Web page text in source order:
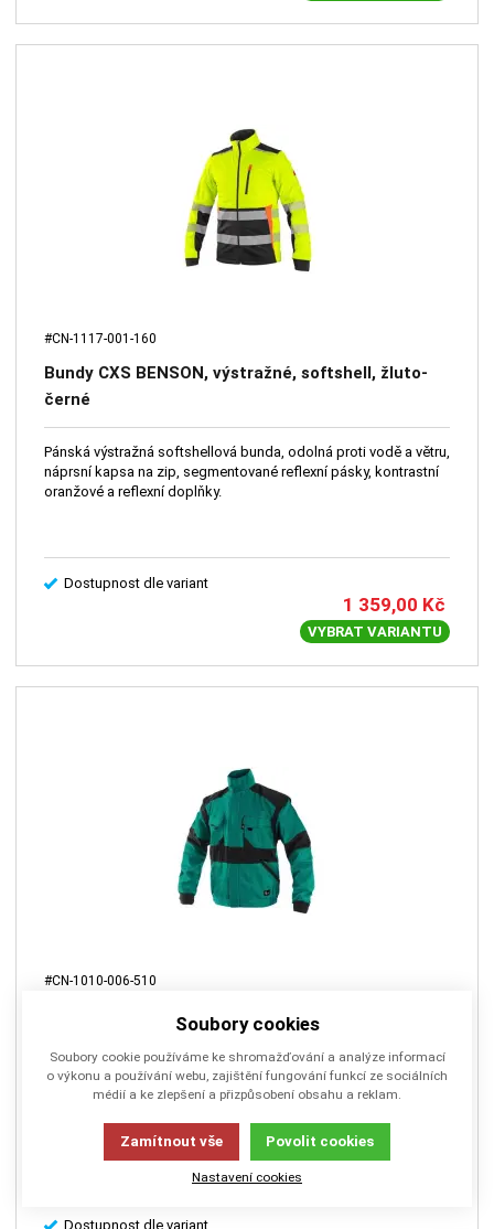
#CN-1117-001-160
Bundy CXS BENSON, výstražné, softshell, žluto-
černé
Pánská výstražná softshellová bunda, odolná proti vodě a větru,
náprsní kapsa na zip, segmentované reflexní pásky, kontrastní
oranžové a reflexní doplňky.
Dostupnost dle variant
1 359,00 Kč
VYBRAT VARIANTU
#CN-1010-006-510
Blůzy CXS LUXY EDA, pánské, zeleno-černé
Pánská blůza, odepínací rukávy do manžety, kryté zapínání,
Dostupnost dle variant
Soubory cookies
Soubory cookie používáme ke shromažďování a analýze informací
o výkonu a používání webu, zajištění fungování funkcí ze sociálních
médií a ke zlepšení a přizpůsobení obsahu a reklam.
Zamítnout vše Povolit cookies
Nastavení cookies